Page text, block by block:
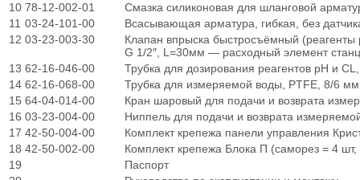
10 78-12-002-01
Смазка силиконовая для шланговой
11 03-24-101-00
Всасывающая арматура, гибкая, без
12 03-23-003-30
Клапан впрыска быстросъёмный
G 1/2″, L=30мм — расходный элемент
13 62-16-046-00
Трубка для дозирования реагентов рН и
14 62-16-068-00
Трубка для измеряемой воды, PTFE, 8/6 мм
15 64-04-014-00
Кран шаровый для подачи и возврата
16 03-23-004-00
Ниппель для подачи и возврата
17 42-50-004-00
Комплект крепежа панели управления
18 42-50-002-00
Комплект крепежа Блока П (саморез = 4
19
Паспорт